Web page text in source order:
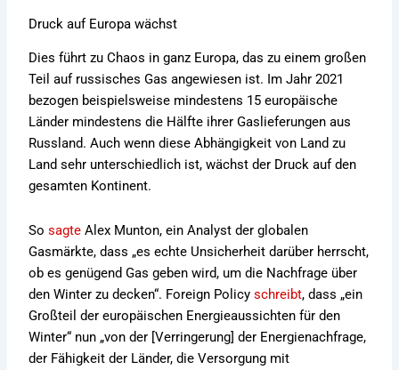
Druck auf Europa wächst
Dies führt zu Chaos in ganz Europa, das zu einem großen
Teil auf russisches Gas angewiesen ist. Im Jahr 2021
bezogen beispielsweise mindestens 15 europäische
Länder mindestens die Hälfte ihrer Gaslieferungen aus
Russland. Auch wenn diese Abhängigkeit von Land zu
Land sehr unterschiedlich ist, wächst der Druck auf den
gesamten Kontinent.
Sosagte Alex Munton, ein Analyst der globalen
Gasmärkte, dass „es echte Unsicherheit darüber herrscht,
ob es genügend Gas geben wird, um die Nachfrage über
den Winter zu decken“. Foreign Policyschreibt, dass „ein
Großteil der europäischen Energieaussichten für den
Winter“ nun „von der [Verringerung] der Energienachfrage,
der Fähigkeit der Länder, die Versorgung mit